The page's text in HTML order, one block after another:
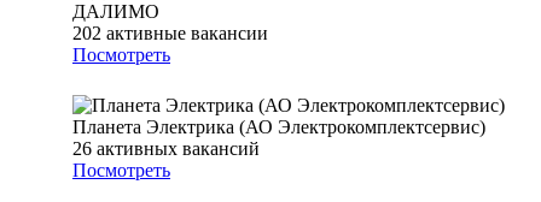
ДАЛИМО
202 активные вакансии
Посмотреть
Планета Электрика (АО Электрокомплектсервис)
26 активных вакансий
Посмотреть